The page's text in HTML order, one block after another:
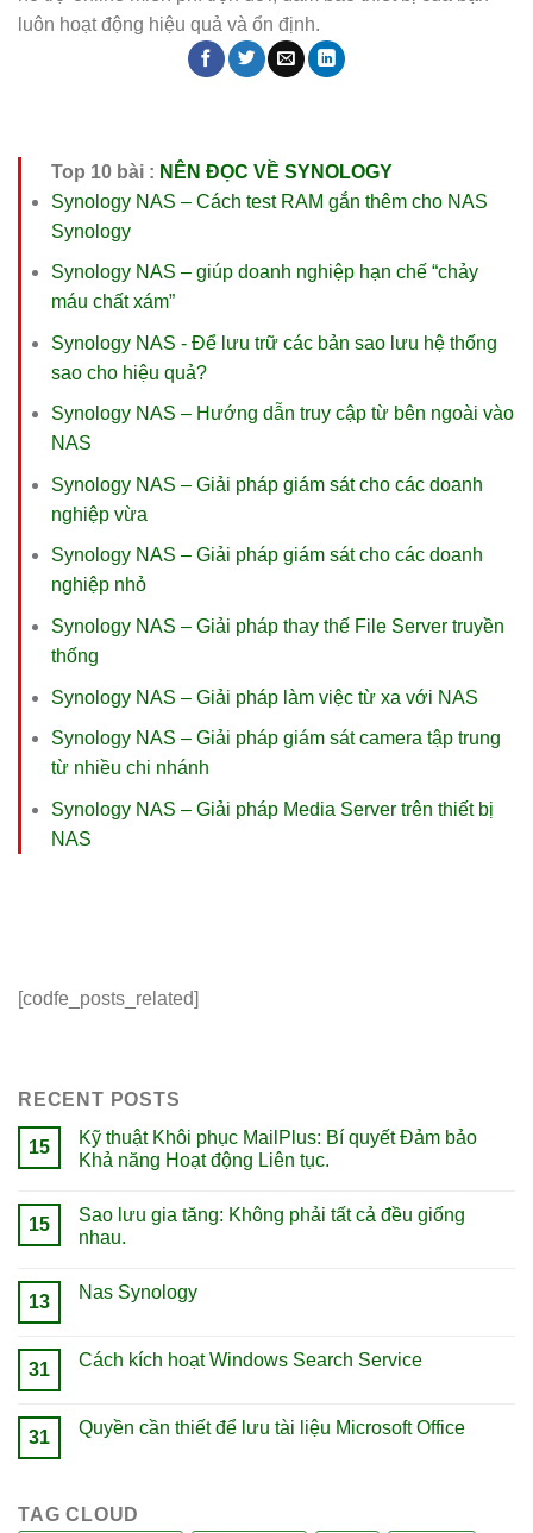
luôn hoạt động hiệu quả và ổn định.
Top 10 bài : NÊN ĐỌC VỀ SYNOLOGY
Synology NAS – Cách test RAM gắn thêm cho NAS
Synology
Synology NAS – giúp doanh nghiệp hạn chế “chảy
máu chất xám”
Synology NAS - Để lưu trữ các bản sao lưu hệ thống
sao cho hiệu quả?
Synology NAS – Hướng dẫn truy cập từ bên ngoài vào
NAS
Synology NAS – Giải pháp giám sát cho các doanh
nghiệp vừa
Synology NAS – Giải pháp giám sát cho các doanh
nghiệp nhỏ
Synology NAS – Giải pháp thay thế File Server truyền
thống
Synology NAS – Giải pháp làm việc từ xa với NAS
Synology NAS – Giải pháp giám sát camera tập trung
từ nhiều chi nhánh
Synology NAS – Giải pháp Media Server trên thiết bị
NAS
[codfe_posts_related]
RECENT POSTS
15
Kỹ thuật Khôi phục MailPlus: Bí quyết Đảm bảo
Khả năng Hoạt động Liên tục.
15
Sao lưu gia tăng: Không phải tất cả đều giống
nhau.
13 Nas Synology
31 Cách kích hoạt Windows Search Service
31 Quyền cần thiết để lưu tài liệu Microsoft Office
TAG CLOUD